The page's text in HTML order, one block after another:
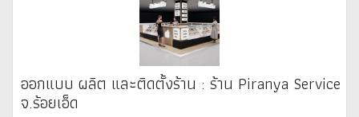
ออกแบบ ผลิต และติดตั้งร้าน : ร้าน Piranya Service
จ.ร้อยเอ็ด